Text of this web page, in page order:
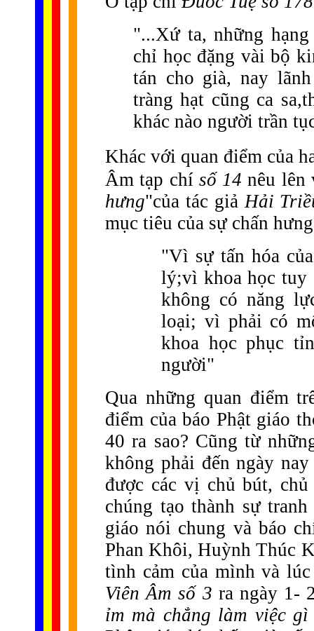
"...Xứ ta, những
chỉ học đặng vài bộ
tán cho già, nay
tràng hạt cũng ca
khác nào người trần
Khác với quan điểm của
Âm tạp chí số 14 nêu lên
hưng"của tác giảHải
mục tiêu của sự chấn
"Vì sự tấn hóa
lý;vì khoa học tuy
không có năng
loại; vì phải có
khoa học phục
người"
Qua những quan điểm
điểm của báo Phật giáo
40 ra sao? Cũng từ
không phải đến ngày
được các vị chủ bút,
chúng tạo thành sự
giáo nói chung và báo
Phan Khôi, Huỳnh Thúc
tình cảm của mình và
Viên Âm số 3 ra ngày 1-
ỉm mà chẳng làm việc